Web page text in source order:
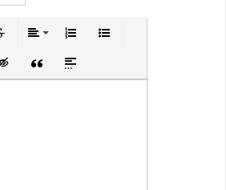
защищенную ссылку
смайлик
Вставка скрытого текста
Вставка цитаты
Вставка спойлера